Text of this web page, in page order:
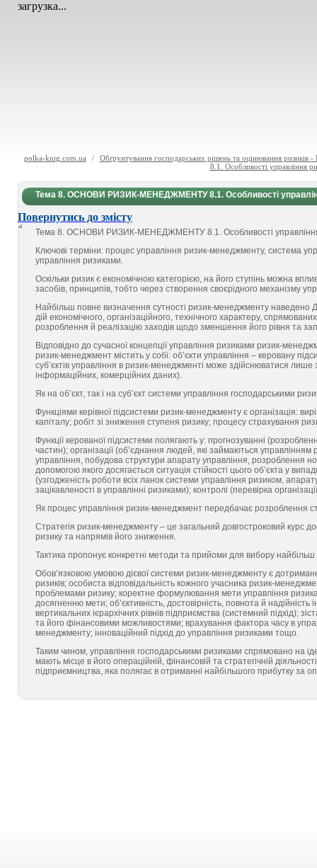
загрузка...
polka-knig.com.ua /
Обґрунтування господарських рішень та оцінювання
8.1. Особливості управління
Тема 8. ОСНОВИ РИЗИК-МЕНЕДЖМЕНТУ 8.1. Особливості
Повернутись до змісту
Тема 8. ОСНОВИ РИЗИК-МЕНЕДЖМЕНТУ 8.1. Особливості управління
Ключові терміни: процес управління ризик-менеджменту, система
управління ризиками.
Оскільки ризик є економічною категорією, на його ступінь можна
засобів, принципів, тобто через створення своєрідного механізму
Найбільш повне визначення сутності ризик-менеджменту
дій економічного, організаційного, технічного характеру,
розроблення й реалізацію заходів щодо зменшення його рівня та
Відповідно до сучасної концепції управління ризиками ризик-
ризик-менеджмент містить у собі: об’єкти управління – керовану
суб’єктів управління в ризик-менеджменті може здійснюватися
інформаційних, комерційних даних).
Як на об’єкт, так і на суб’єкт системи управління господарськими
Функціями керівної підсистеми ризик-менеджменту є організація:
капіталу; робіт зі зниження ступеня ризику; процесу страхування
Функції керованої підсистеми полягають у: прогнозуванні
частин); організації (об’єднання людей, які займаються
управління, побудова структури апарату управління, розроблення
допомогою якого досягається ситуація стійкості цього об’єкта у
(узгодженість роботи всіх ланок системи управління ризиком,
зацікавленості в управлінні ризиками); контролі (перевірка
Як процес управління ризик-менеджмент передбачає розроблення
Стратегія ризик-менеджменту – це загальний довгостроковий курс
ризику та напрямів його зниження.
Тактика пропонує конкретні методи та прийоми для вибору
Обов’язковою умовою дієвої системи ризик-менеджменту є
ризиків; особиста відповідальність кожного учасника ризик-
проблемами ризику; коректне формулювання мети управління
досягненню мети; об’єктивність, достовірність, повнота й
вертикальних ієрархічних рівнів підприємства (системний підхід);
та його фінансовими можливостями; врахування фактора часу в
менеджменту; інноваційний підхід до управління ризиками тощо.
Таким чином, управління господарськими ризиками спрямовано на
мають місце в його операційній, фінансовій та стратегічній
підприємництва, яка полягає в отриманні найбільшого прибутку за